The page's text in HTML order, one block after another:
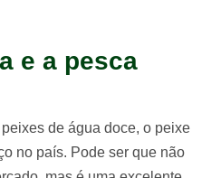
e a pesca
de água doce, o peixe
no país. Pode ser que não